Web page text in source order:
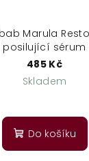
Marula
posilující sérum
485 Kč
Skladem
Do košíku